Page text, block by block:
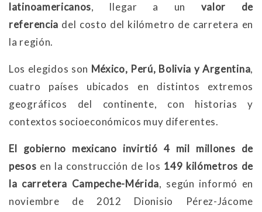
latinoamericanos, llegar a un valor de
referencia del costo del kilómetro de carretera en
la región.
Los elegidos son México, Perú, Bolivia y Argentina,
cuatro países ubicados en distintos extremos
geográficos del continente, con historias y
contextos socioeconómicos muy diferentes.
El gobierno mexicano invirtió 4 mil millones de
pesos en la construcción de los 149 kilómetros de
la carretera Campeche-Mérida, según informó en
noviembre de 2012 Dionisio Pérez-Jácome